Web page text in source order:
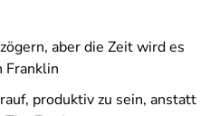
aber die Zeit wird es
Franklin
produktiv zu sein, anstatt